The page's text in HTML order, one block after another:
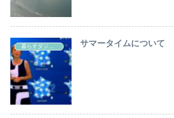
サマータイムについて